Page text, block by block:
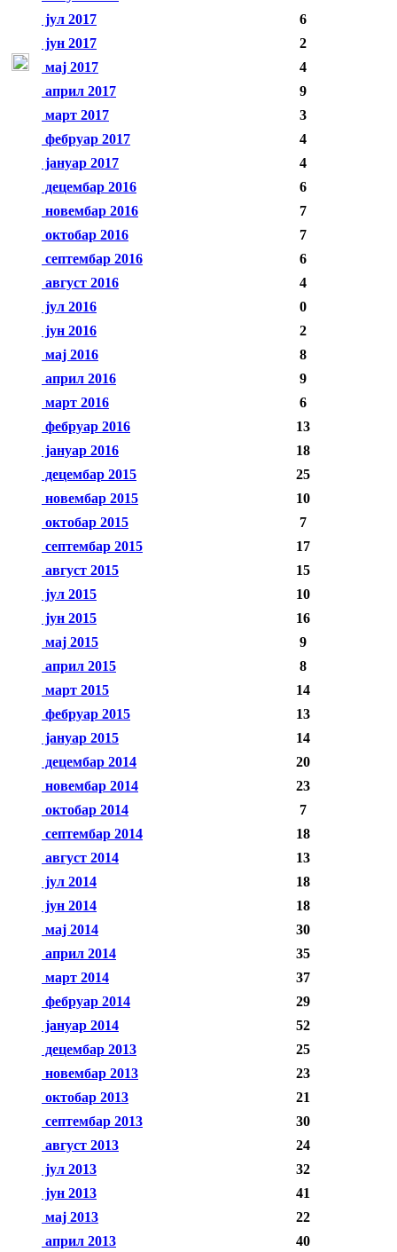
јул 2017
6
јун 2017
2
мај 2017
4
април 2017
9
март 2017
3
фебруар 2017
4
јануар 2017
4
децембар 2016
6
новембар 2016
7
октобар 2016
7
септембар 2016
6
август 2016
4
јул 2016
0
јун 2016
2
мај 2016
8
април 2016
9
март 2016
6
фебруар 2016
13
јануар 2016
18
децембар 2015
25
новембар 2015
10
октобар 2015
7
септембар 2015
17
август 2015
15
јул 2015
10
јун 2015
16
мај 2015
9
април 2015
8
март 2015
14
фебруар 2015
13
јануар 2015
14
децембар 2014
20
новембар 2014
23
октобар 2014
7
септембар 2014
18
август 2014
13
јул 2014
18
јун 2014
18
мај 2014
30
април 2014
35
март 2014
37
фебруар 2014
29
јануар 2014
52
децембар 2013
25
новембар 2013
23
октобар 2013
21
септембар 2013
30
август 2013
24
јул 2013
32
јун 2013
41
мај 2013
22
април 2013
40